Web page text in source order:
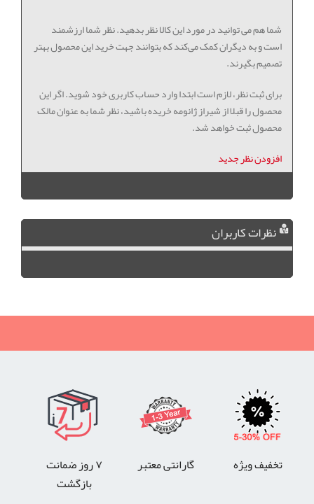
شما هم می توانید در مورد این کالا نظر بدهید. نظر شما ارزشمند
است و به دیگران کمک می‌کند که بتوانند جهت خرید این محصول بهتر
تصمیم بگیرند.
برای ثبت نظر، لازم است ابتدا وارد حساب کاربری خود شوید. اگر این
محصول را قبلا از شیراز ژانومه خریده باشید، نظر شما به عنوان مالک
محصول ثبت خواهد شد.
افزودن نظر جدید
نظرات کاربران
تخفیف ویژه گارانتی معتبر
۷ روز ضمانت
بازگشت